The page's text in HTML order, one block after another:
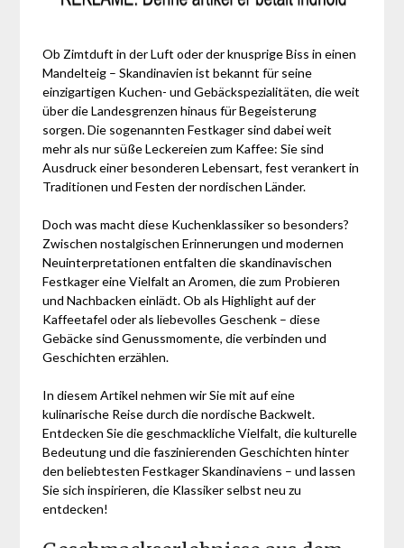
Ob Zimtduft in der Luft oder der knusprige Biss in einen
Mandelteig – Skandinavien ist bekannt für seine
einzigartigen Kuchen- und Gebäckspezialitäten, die weit
über die Landesgrenzen hinaus für Begeisterung
sorgen. Die sogenannten Festkager sind dabei weit
mehr als nur süße Leckereien zum Kaffee: Sie sind
Ausdruck einer besonderen Lebensart, fest verankert in
Traditionen und Festen der nordischen Länder.
Doch was macht diese Kuchenklassiker so besonders?
Zwischen nostalgischen Erinnerungen und modernen
Neuinterpretationen entfalten die skandinavischen
Festkager eine Vielfalt an Aromen, die zum Probieren
und Nachbacken einlädt. Ob als Highlight auf der
Kaffeetafel oder als liebevolles Geschenk – diese
Gebäcke sind Genussmomente, die verbinden und
Geschichten erzählen.
In diesem Artikel nehmen wir Sie mit auf eine
kulinarische Reise durch die nordische Backwelt.
Entdecken Sie die geschmackliche Vielfalt, die kulturelle
Bedeutung und die faszinierenden Geschichten hinter
den beliebtesten Festkager Skandinaviens – und lassen
Sie sich inspirieren, die Klassiker selbst neu zu
entdecken!